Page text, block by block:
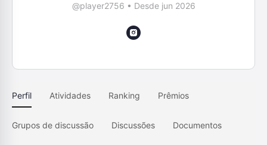
@player2756 • Desde jun 2026
Perfil Atividades Ranking Prêmios
Grupos de discussão Discussões Documentos